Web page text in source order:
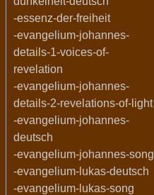
-essenz-der-freiheit
-evangelium-johannes-
details-1-voices-of-
revelation
-evangelium-johannes-
details-2-revelations-of-light
-evangelium-johannes-
deutsch
-evangelium-johannes-song
-evangelium-lukas-deutsch
-evangelium-lukas-song